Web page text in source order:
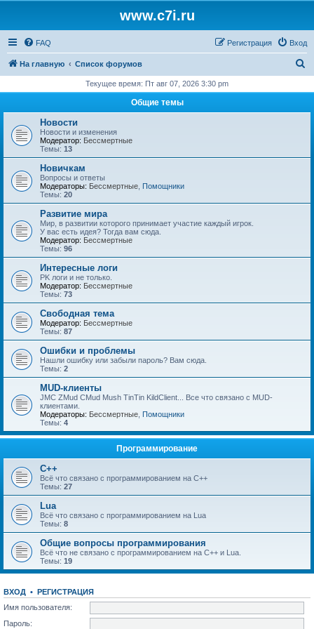
www.c7i.ru
FAQ Вход
Регистрация
На главную Список форумов
с
Текущее время: Пт авг 07, 2026 3:30 pm
Общие темы
Новости
Новости и изменения
Модератор: Бессмертные
Темы: 13
Новичкам
Вопросы и ответы
Модераторы: Бессмертные Помощники
Темы: 20
Развитие мира
Мир, в развитии которого принимает участие каждый игрок.
У вас есть идея? Тогда вам сюда.
Модератор: Бессмертные
Темы: 96
Интересные логи
PK логи и не только.
Модератор: Бессмертные
Темы: 73
Свободная тема
Модератор: Бессмертные
Темы: 87
Ошибки и проблемы
Нашли ошибку или забыли пароль? Вам сюда.
Темы: 2
MUD-клиенты
JMC ZMud CMud Mush TinTin KildClient... Все что связано с MUD-
клиентами.
Модераторы: Бессмертные Помощники
Темы: 4
Программирование
C++
Всё что связано с программированием на С++
Темы: 27
Lua
Всё что связано с программированием на Lua
Темы: 8
Общие вопросы программирования
Всё что не связано с программированием на C++ и Lua.
Темы: 19
ВХОД • РЕГИСТРАЦИЯ
Имя пользователя:
Пароль: